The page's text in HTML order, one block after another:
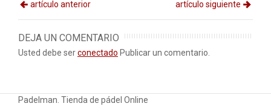
artículo anterior artículo siguiente
DEJA UN COMENTARIO
Usted debe serconectado Publicar un comentario.
Padelman. Tienda de pádel Online